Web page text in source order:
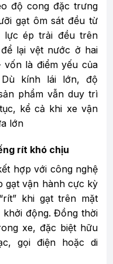
độ cong đặc trưng
gạt ôm sát đều từ
lực ép trải đều trên
lại vệt nước ở hai
là điểm yếu của
kính lái lớn, độ
phẩm vẫn duy trì
kể cả khi xe vận
lớn
rít khó chịu
hợp với công nghệ
gạt vận hành cực kỳ
khi gạt trên mặt
động. Đồng thời
xe, đặc biệt hữu
gọi điện hoặc di